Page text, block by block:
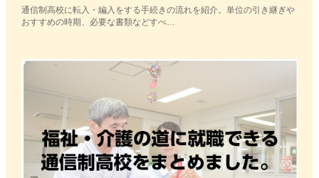
通信制高校に転入・編入をする手続きの流れを紹介。単位の引き継ぎや
おすすめの時期、必要な書類などすべ…